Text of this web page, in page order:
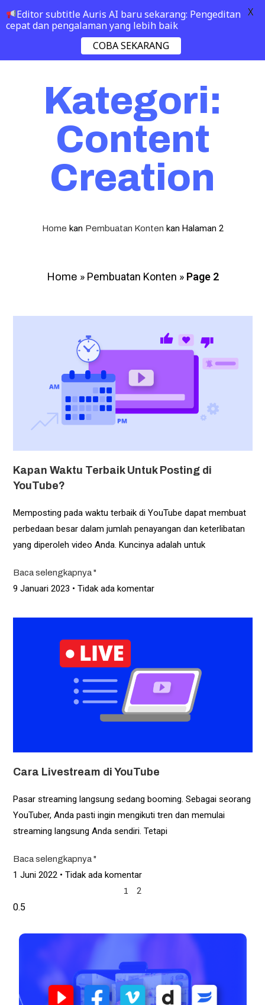
Kategori:
Content
Creation
Home kan Pembuatan Konten kan Halaman 2
Home » Pembuatan Konten » Page 2
Kapan Waktu Terbaik Untuk Posting di
YouTube?
Memposting pada waktu terbaik di YouTube dapat membuat
perbedaan besar dalam jumlah penayangan dan keterlibatan
yang diperoleh video Anda. Kuncinya adalah untuk
Baca selengkapnya "
9 Januari 2023 Tidak ada komentar
Cara Livestream di YouTube
Pasar streaming langsung sedang booming. Sebagai seorang
YouTuber, Anda pasti ingin mengikuti tren dan memulai
streaming langsung Anda sendiri. Tetapi
Baca selengkapnya "
1 Juni 2022 Tidak ada komentar
1 2
Editor subtitle Auris AI baru sekarang: Pengeditan
cepat dan pengalaman yang lebih baik
COBA SEKARANG
X